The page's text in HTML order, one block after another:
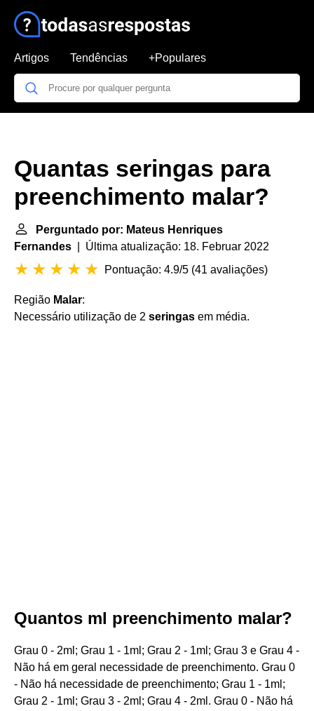
Artigos Tendências +Populares
Quantas seringas para
preenchimento malar?
Perguntado por: Mateus Henriques
Fernandes | Última atualização: 18. Februar 2022
Pontuação: 4.9/5 (41 avaliações)
Região Malar:
Necessário utilização de 2 seringas em média.
Quantos ml preenchimento malar?
Grau 0 - 2ml; Grau 1 - 1ml; Grau 2 - 1ml; Grau 3 e Grau 4 -
Não há em geral necessidade de preenchimento. Grau 0
- Não há necessidade de preenchimento; Grau 1 - 1ml;
Grau 2 - 1ml; Grau 3 - 2ml; Grau 4 - 2ml. Grau 0 - Não há